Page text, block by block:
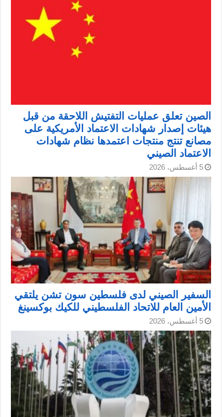
الصين تعلق عمليات التفتيش اللاحقة من قبل
هيئات إصدار شهادات الاعتماد الأمريكية على
مصانع تنتج منتجات اعتمدها نظام شهادات
الاعتماد الصيني
5 أغسطس، 2026
السفير الصيني لدى فلسطين سون تشن يلتقي
الأمين العام للاتحاد الفلسطيني للكيك بوكسينغ
5 أغسطس، 2026